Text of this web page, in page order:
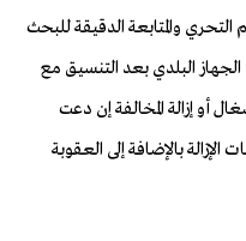
والمتابعة الدقيقة للبحث
البلدي بعد التنسيق مع
أو إزالة المخالفة إن دعت
بالإضافة إلى العقوبة